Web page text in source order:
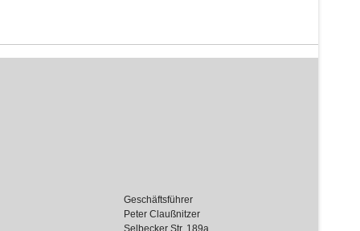
Geschäftsführer
Peter Claußnitzer